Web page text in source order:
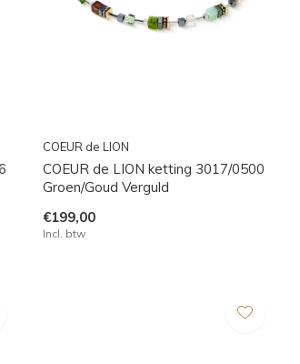
COEUR de LION
COEUR de LION ketting 3017/0500
Groen/Goud Verguld
€199,00
Incl. btw